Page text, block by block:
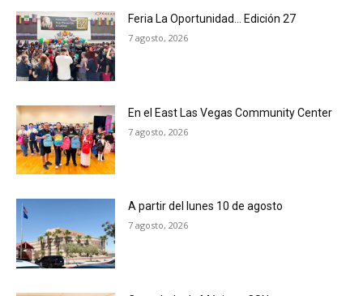
Feria La Oportunidad… Edición 27
7 agosto, 2026
En el East Las Vegas Community Center
7 agosto, 2026
A partir del lunes 10 de agosto
7 agosto, 2026